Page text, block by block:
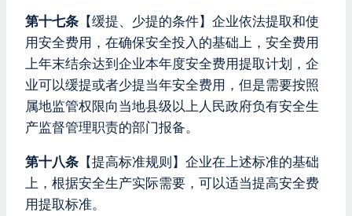
第十七条 【缓提、少提的条件】企业依法提取和使
用安全费用，在确保安全投入的基础上，安全费用
上年末结余达到企业本年度安全费用提取计划，企
业可以缓提或者少提当年安全费用，但是需要按照
属地监管权限向当地县级以上人民政府负有安全生
产监督管理职责的部门报备。
第十八条 【提高标准规则】企业在上述标准的基础
上，根据安全生产实际需要，可以适当提高安全费
用提取标准。